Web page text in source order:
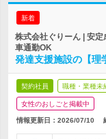
新着
株式会社ぐりーん | 安
車通勤OK
発達支援施設の【
契約社員 職種・業種未
女性のおしごと掲載中
情報更新日：2026/07/10